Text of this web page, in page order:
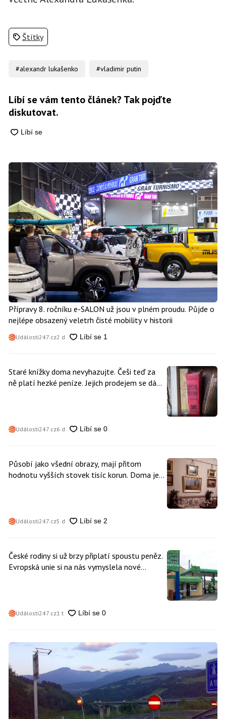
Štítky
#alexandr lukašenko #vladimir putin
Líbí se vám tento článek? Tak pojďte
diskutovat.
Přípravy 8. ročníku e-SALON už jsou v plném proudu. Půjde o
nejlépe obsazený veletrh čisté mobility v historii
Události247.cz2 d
Staré knížky doma nevyhazujte. Češi teď za
ně platí hezké peníze. Jejich prodejem se dá
Události247.cz6 d
Působí jako všední obrazy, mají přitom
hodnotu vyšších stovek tisíc korun. Doma je
Události247.cz5 d
České rodiny si už brzy připlatí spoustu peněz.
Evropská unie si na nás vymyslela nové
Události247.cz1 t